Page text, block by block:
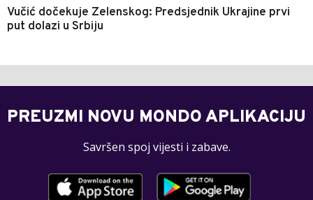
Vučić dočekuje Zelenskog: Predsjednik Ukrajine prvi
put dolazi u Srbiju
PREUZMI NOVU MONDO APLIKACIJU
Savršen spoj vijesti i zabave.